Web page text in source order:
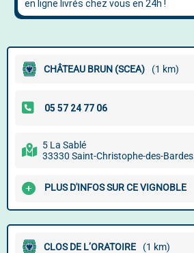
CHÂTEAU BRUN (SCEA) (1 km)
5 La Sablé
33330 Saint-Christophe-des-Bardes
PLUS D'INFOS SUR CE VIGNOBLE
CLOS DE L’ORATOIRE (1 km)